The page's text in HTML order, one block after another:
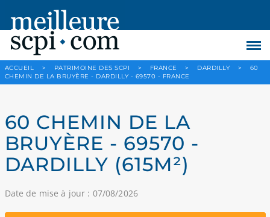
ACCUEIL > PATRIMOINE DES SCPI > FRANCE > DARDILLY >
60
CHEMIN DE LA BRUYÈRE - DARDILLY - 69570 - FRANCE
60 CHEMIN DE LA
BRUYÈRE - 69570 -
DARDILLY (615M²)
Date de mise à jour : 07/08/2026